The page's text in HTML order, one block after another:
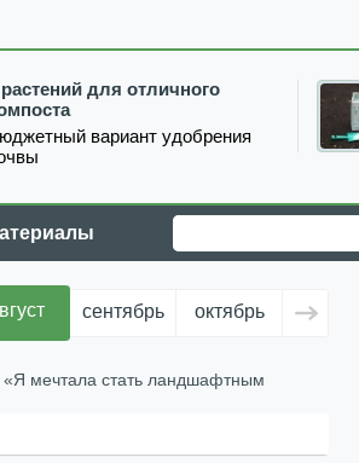
для отличного
вариант удобрения
сентябрь октябрь ноябрь
«Я мечтала стать ландшафтным